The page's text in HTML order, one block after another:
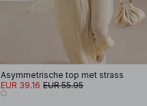
Asymmetrische top met strass
EUR 39.16 EUR 55.95